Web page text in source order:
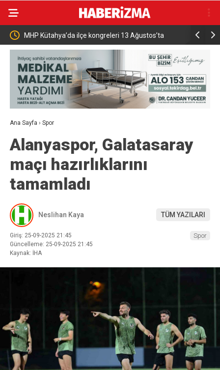
MHP Kütahya’da ilçe kongreleri 13 Ağustos’ta
başlıyor aldı
Ana Sayfa › Spor
Alanyaspor, Galatasaray
maçı hazırlıklarını
tamamladı
Neslihan Kaya TÜM YAZILARI
Giriş: 25-09-2025 21:45
Güncelleme: 25-09-2025 21:45
Kaynak: İHA
Spor